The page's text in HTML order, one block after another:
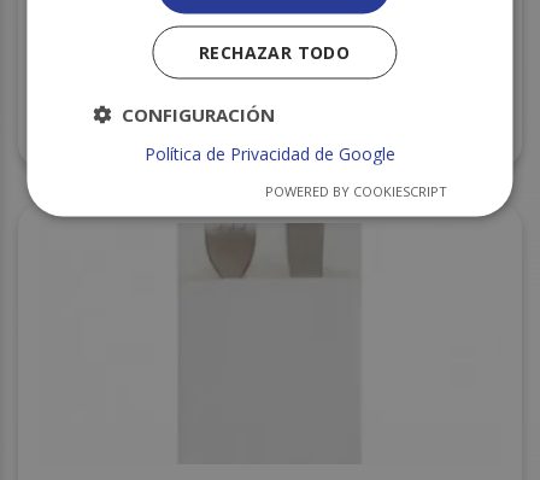
ROLLO CAMILLA PASTA LAMINADO C/6
RECHAZAR TODO
CONFIGURACIÓN
Política de Privacidad de Google
POWERED BY COOKIESCRIPT